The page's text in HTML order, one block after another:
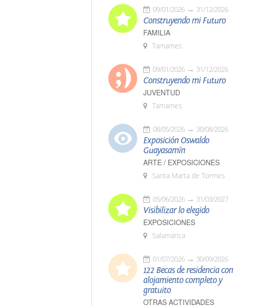
09/01/2026 31/12/2026
Construyendo mi Futuro
FAMILIA
Tamames
09/01/2026 31/12/2026
Construyendo mi Futuro
JUVENTUD
Tamames
08/05/2026 30/08/2026
Exposición Oswaldo
Guayasamín
ARTE / EXPOSICIONES
Santa Marta de Tormes
05/06/2026 31/03/2027
Visibilizar lo elegido
EXPOSICIONES
Salamanca
01/07/2026 30/09/2026
122 Becas de residencia con
alojamiento completo y
gratuito
OTRAS ACTIVIDADES